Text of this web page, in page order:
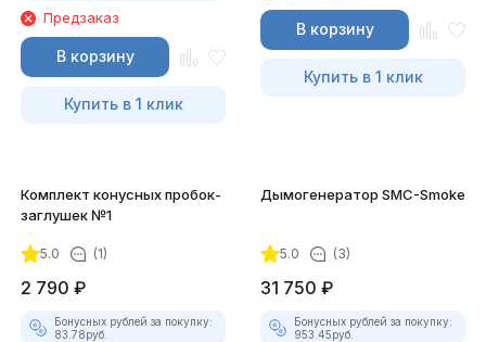
Предзаказ
В корзину
Купить в 1 клик
В корзину
Купить в 1 клик
Комплект конусных пробок-
заглушек №1
5.0 (1)
2 790 ₽
Бонусных рублей за покупку:
83.78руб.
Дымогенератор SMC-Smoke
5.0 (3)
31 750 ₽
Бонусных рублей за покупку:
953.45руб.